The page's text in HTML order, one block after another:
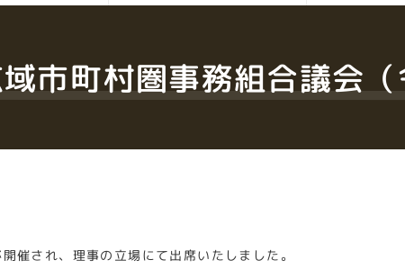
市町村圏事務組合議会（
催され、理事の立場にて出席いたしました。